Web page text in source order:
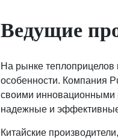
Ведущие
На рынке теплоприцелов
особенности. Компания
своими
надежные и
Китайские